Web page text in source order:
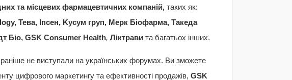
та місцевих фармацевтичних компаній, таких як:
, Тева, Iпсен, Kусум груп, Meрк Біофарма, Такеда
Біо, GSK Consumer Health,Ліктравита багатьох інших.
раніше не виступали на українських форумах. Ви зможете
цифрового маркетингу та ефективності продажів,GSK